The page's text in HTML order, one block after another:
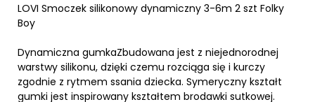
LOVI Smoczek silikonowy dynamiczny 3-6m 2 szt Folky
Boy
Dynamiczna gumkaZbudowana jest z niejednorodnej
warstwy silikonu, dzięki czemu rozciąga się i kurczy
zgodnie z rytmem ssania dziecka. Symeryczny kształt
gumki jest inspirowany kształtem brodawki sutkowej.